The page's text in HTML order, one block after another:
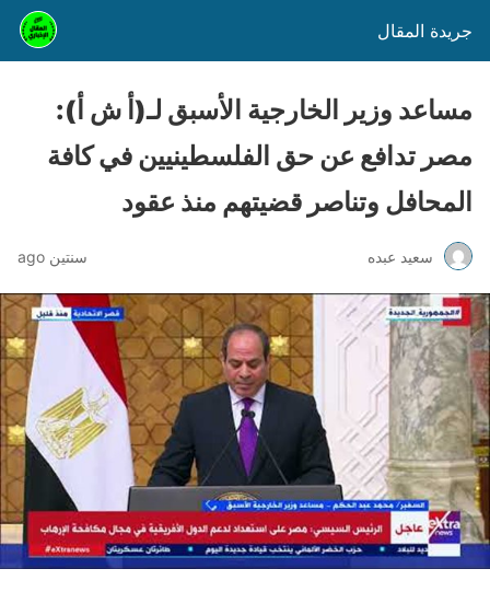
جريدة المقال
مساعد وزير الخارجية الأسبق لـ(أ ش أ):
مصر تدافع عن حق الفلسطينيين في كافة
المحافل وتناصر قضيتهم منذ عقود
سعيد عبده سنتين ago